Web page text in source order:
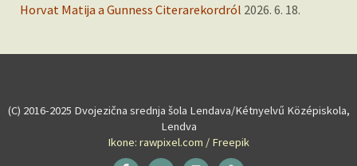
Horvat Matija a Gunness Citerarekordról 2026. 6. 18.
(C) 2016-2025 Dvojezična srednja šola Lendava/Kétnyelvű Középiskola,
Lendva
Ikone: rawpixel.com / Freepik